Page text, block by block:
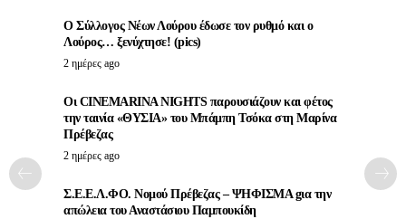
Ο Σύλλογος Νέων Λούρου έδωσε τον ρυθμό και ο
Λούρος… ξενύχτησε! (pics)
2 ημέρες ago
Οι CINEMARINA NIGHTS παρουσιάζουν και φέτος
την ταινία «ΘΥΣΙΑ» του Μπάμπη Τσόκα στη Μαρίνα
Πρέβεζας
2 ημέρες ago
Σ.Ε.Ε.Λ.ΦΟ. Νομού Πρέβεζας – ΨΗΦΙΣΜΑ gια την
απώλεια του Αναστάσιου Παμπουκίδη